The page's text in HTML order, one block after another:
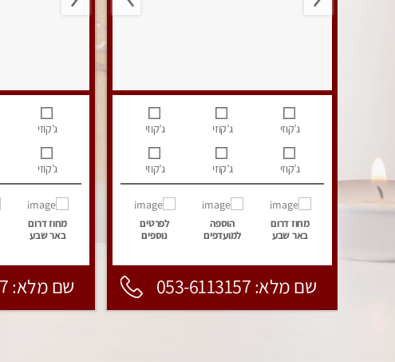
ג’קוזי ג’קוזי ג’קוזי
ג’קוזי ג’קוזי ג’קוזי
מחוז דרום
באר שבע
הוספה
למועדפים
לפרטים
נוספים
שם מלא: 053-6113157
ג’קוזי
ג’קוזי
מחוז דרום
באר שבע
שם מלא: 053-6113157